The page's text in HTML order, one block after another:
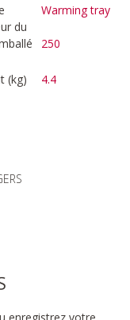
Warming tray
du
250
(kg) 4.4